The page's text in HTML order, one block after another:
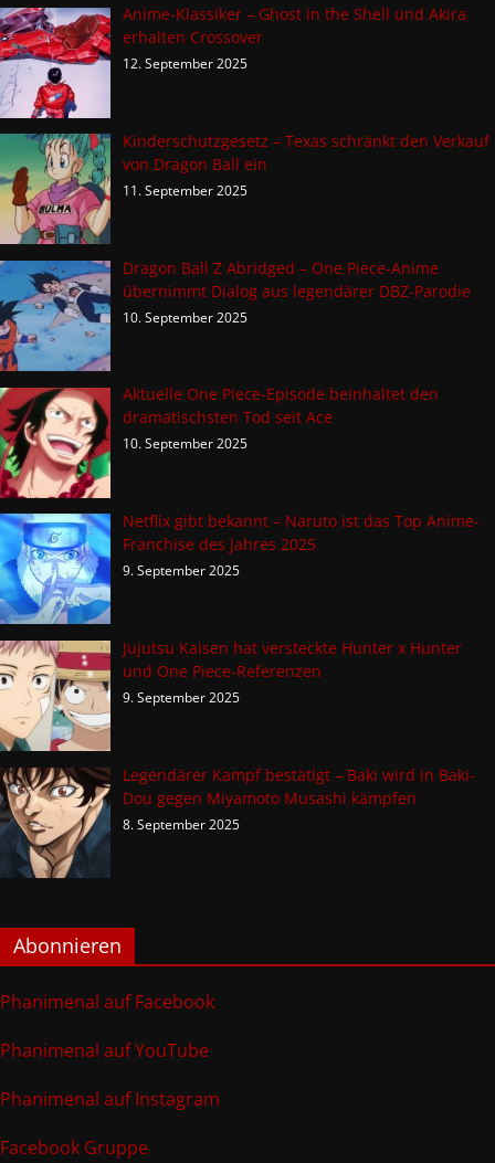
Anime-Klassiker – Ghost in the Shell und Akira
erhalten Crossover
12. September 2025
Kinderschutzgesetz – Texas schränkt den Verkauf
von Dragon Ball ein
11. September 2025
Dragon Ball Z Abridged – One Piece-Anime
übernimmt Dialog aus legendärer DBZ-Parodie
10. September 2025
Aktuelle One Piece-Episode beinhaltet den
dramatischsten Tod seit Ace
10. September 2025
Netflix gibt bekannt – Naruto ist das Top Anime-
Franchise des Jahres 2025
9. September 2025
Jujutsu Kaisen hat versteckte Hunter x Hunter
und One Piece-Referenzen
9. September 2025
Legendärer Kampf bestätigt – Baki wird in Baki-
Dou gegen Miyamoto Musashi kämpfen
8. September 2025
Abonnieren
Phanimenal auf Facebook
Phanimenal auf YouTube
Phanimenal auf Instagram
Facebook Gruppe